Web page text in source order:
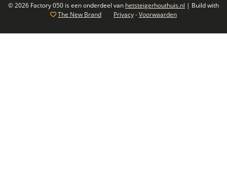
© 2026 Factory 050 is een onderdeel van hetsteigerhouthuis.nl | Build with
The New Brand
Privacy-Voorwaarden